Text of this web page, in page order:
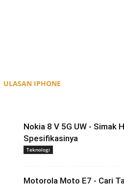
ULASAN IPHONE
Nokia 8 V 5G UW - Simak
Spesifikasinya
Teknologi
Motorola Moto E7 - Cari